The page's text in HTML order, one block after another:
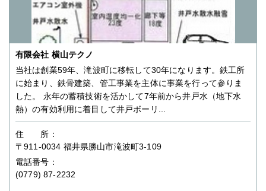
有限会社 横山テクノ
当社は創業59年、滝波町に移転して30年になります。鉄工所
に始まり、鉄骨建築、管工事業を主体に事業を行って参りま
した。 永年の蓄積技術を活かして7年前から井戸水（地下水
熱）の有効利用に着目して井戸ボーリ...
住 所：
〒911-0034 福井県勝山市滝波町3-109
電話番号：
(0779) 87-2232